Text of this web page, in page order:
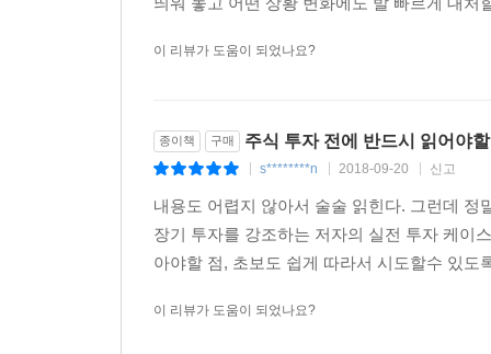
사태가 터졌을 때 전문가들은 암담한 폭락 장
올랐다.
* 전업투자하지 마라.
매달 주식으로 수입을 얻어야 하는 전업투자자
망가진다.
이 리뷰가 도움이 되었나요?
종이책 구매 주식 투자 전에 반드시 읽어야
s********n 2018-09-20 신고
내용도 어렵지 않아서 술술 읽힌다. 그런데
장기 투자를 강조하는 저자의 실전 투자 케이
아야할 점, 초보도 쉽게 따라서 시도할수 있
이 리뷰가 도움이 되었나요?